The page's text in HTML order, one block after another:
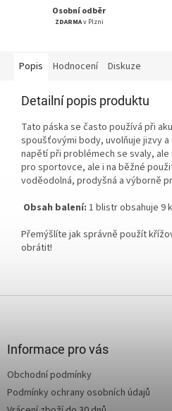
Osobní odběr
ZDARMAv Plzni
Popis Hodnocení Diskuze
Detailní popis produktu
Tato páska se často používá při
spoušťovými body, uvolňuje jizvy
napětí při problémech se svaly, ale
pro sportovce, ale i na běžné
voděodolná, prodyšná a výborně
Obsah balení: 1 blistr obsahuje 9
Přemýšlíte jak správně použít
obrátit!
Informace pro vás
Obchodní podmínky
Podmínky ochrany osobních údajů